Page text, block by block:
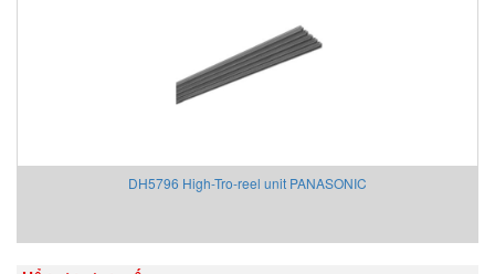
AT2E Vietnam
DH5796 High-Tro-reel unit PANASONIC